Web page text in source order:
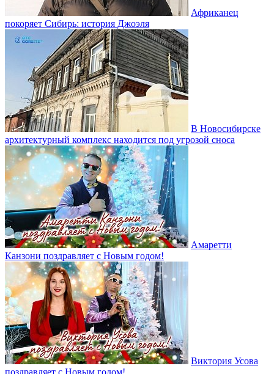
Африканец
покоряет Сибирь: история Джоэля
В Новосибирске
архитектурный комплекс находится под угрозой сноса
Амаретти
Канзони поздравляет с Новым годом!
Виктория Усова
поздравляет с Новым годом!